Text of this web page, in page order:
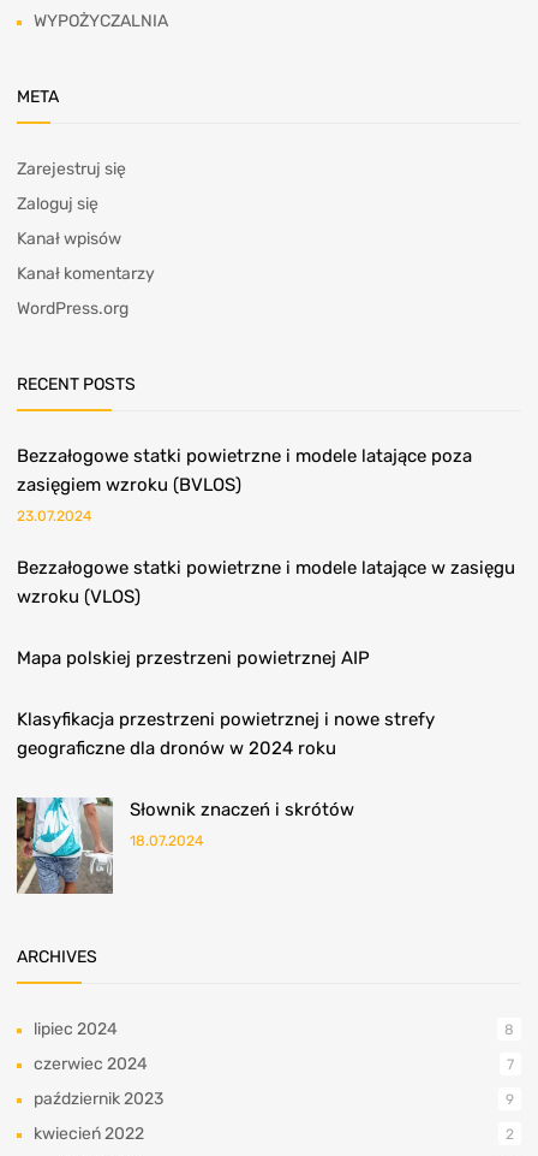
WYPOŻYCZALNIA
META
Zarejestruj się
Zaloguj się
Kanał wpisów
Kanał komentarzy
WordPress.org
RECENT POSTS
Bezzałogowe statki powietrzne i modele latające poza
zasięgiem wzroku (BVLOS)
23.07.2024
Bezzałogowe statki powietrzne i modele latające w zasięgu
wzroku (VLOS)
Mapa polskiej przestrzeni powietrznej AIP
Klasyfikacja przestrzeni powietrznej i nowe strefy
geograficzne dla dronów w 2024 roku
Słownik znaczeń i skrótów
18.07.2024
ARCHIVES
lipiec 2024 8
czerwiec 2024 7
październik 2023 9
kwiecień 2022 2